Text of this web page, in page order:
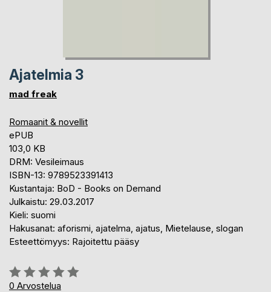
Ajatelmia 3
mad freak
Romaanit & novellit
ePUB
103,0 KB
DRM: Vesileimaus
ISBN-13: 9789523391413
Kustantaja: BoD - Books on Demand
Julkaistu: 29.03.2017
Kieli: suomi
Hakusanat: aforismi, ajatelma, ajatus, Mietelause, slogan
Esteettömyys: Rajoitettu pääsy
Arvostelu::
0%
0 Arvostelua